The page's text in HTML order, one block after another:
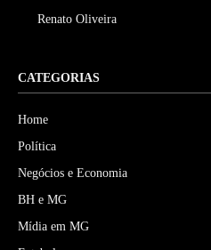
Renato Oliveira
CATEGORIAS
Home
Política
Negócios e Economia
BH e MG
Mídia em MG